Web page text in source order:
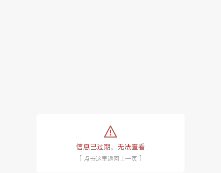
tip:
信息已过期，无法查看
[ 点击这里返回上一页 ]